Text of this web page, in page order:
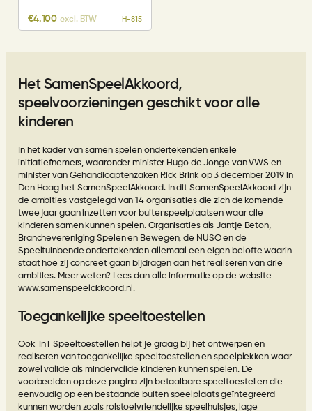
€4.100 excl. BTW H-815
Het SamenSpeelAkkoord,
speelvoorzieningen geschikt voor alle
kinderen
In het kader van samen spelen ondertekenden enkele
initiatiefnemers, waaronder minister Hugo de Jonge van VWS en
minister van Gehandicaptenzaken Rick Brink op 3 december 2019 in
Den Haag het SamenSpeelAkkoord. In dit SamenSpeelAkkoord zijn
de ambities vastgelegd van 14 organisaties die zich de komende
twee jaar gaan inzetten voor buitenspeelplaatsen waar alle
kinderen samen kunnen spelen. Organisaties als Jantje Beton,
Branchevereniging Spelen en Bewegen, de NUSO en de
Speeltuinbende ondertekenden allemaal een eigen belofte waarin
staat hoe zij concreet gaan bijdragen aan het realiseren van drie
ambities. Meer weten? Lees dan alle informatie op de website
www.samenspeelakkoord.nl .
Toegankelijke speeltoestellen
Ook TnT Speeltoestellen helpt je graag bij het ontwerpen en
realiseren van toegankelijke speeltoestellen en speelplekken waar
zowel valide als mindervalide kinderen kunnen spelen. De
voorbeelden op deze pagina zijn betaalbare speeltoestellen die
eenvoudig op een bestaande buiten speelplaats geïntegreerd
kunnen worden zoals rolstoelvriendelijke speelhuisjes, lage